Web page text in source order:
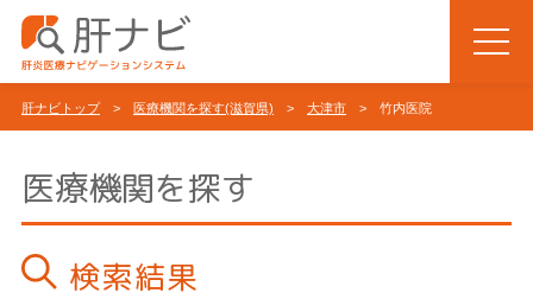
肝ナビトップ> 医療機関を探す(滋賀県) > 大津市 > 竹内医院
医療機関を探す
検索結果